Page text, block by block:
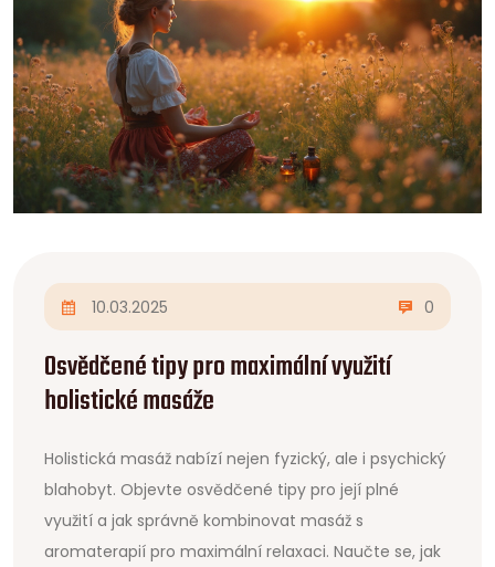
10.03.2025 0
Osvědčené tipy pro maximální využití
holistické masáže
Holistická masáž nabízí nejen fyzický, ale i psychický
blahobyt. Objevte osvědčené tipy pro její plné
využití a jak správně kombinovat masáž s
aromaterapií pro maximální relaxaci. Naučte se, jak